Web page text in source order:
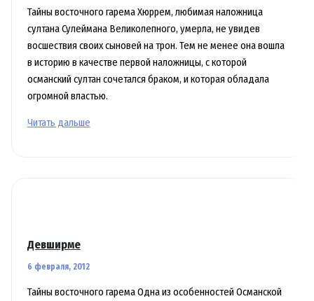
Тайны восточного гарема Хюррем, любимая наложница
султана Сулеймана Великолепного, умерла, не увидев
восшествия своих сыновей на трон. Тем не менее она вошла
в историю в качестве первой наложницы, с которой
османский султан сочетался браком, и которая обладала
огромной властью.
Хюррем,
Читать дальше
Девширме
6 февраля, 2012
Тайны восточного гарема Одна из особенностей Османской